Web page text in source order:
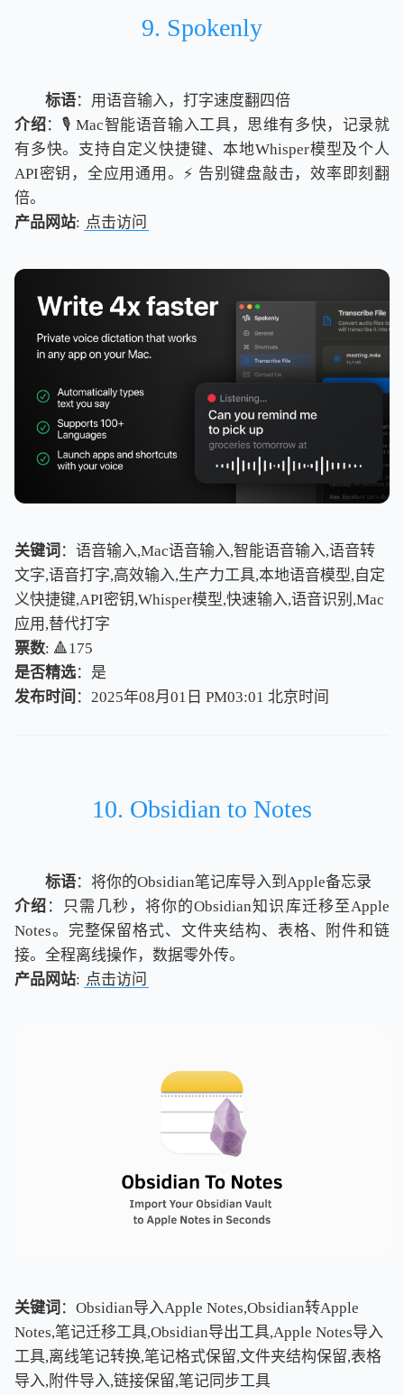
9. Spokenly
标语：用语音输入，打字速度翻四倍
介绍：🎙️ Mac智能语音输入工具，思维有多快，记录就
有多快。支持自定义快捷键、本地Whisper模型及个人
API密钥，全应用通用。⚡️ 告别键盘敲击，效率即刻翻
倍。
产品网站: 点击访问
关键词 ：语音输入,Mac语音输入,智能语音输入,语音转
文字,语音打字,高效输入,生产力工具,本地语音模型,自定
义快捷键,API密钥,Whisper模型,快速输入,语音识别,Mac
应用,替代打字
票数: 🔺175
是否精选：是
发布时间 ：2025年08月01日 PM03:01 北京时间
北京时间
10. Obsidian to Notes
标语：将你的Obsidian笔记库导入到Apple备忘录
介绍 ：只需几秒，将你的Obsidian知识库迁移至Apple
Notes。完整保留格式、文件夹结构、表格、附件和链
接。全程离线操作，数据零外传。
产品网站: 点击访问
关键词 ：Obsidian导入Apple Notes,Obsidian转Apple
Notes,笔记迁移工具,Obsidian导出工具,Apple Notes导入
工具,离线笔记转换,笔记格式保留,文件夹结构保留,表格
导入,附件导入,链接保留,笔记同步工具